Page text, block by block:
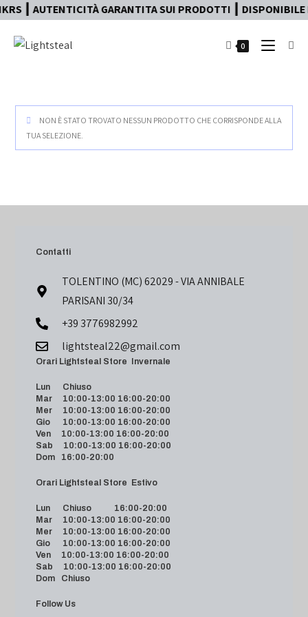
AUTENTICITÀ GARANTITA SUI PRODOTTI ┃
0
NON È STATO TROVATO NESSUN PRODOTTO CHE CORRISPONDE ALLA
TUA SELEZIONE.
Contatti
TOLENTINO (MC) 62029 - VIA ANNIBALE
PARISANI 30/34
+39 3776982992
lightsteal22@gmail.com
Orari Lightsteal Store Invernale
Lun Chiuso
Mar 10:00-13:00 16:00-20:00
Mer 10:00-13:00 16:00-20:00
Gio 10:00-13:00 16:00-20:00
Ven 10:00-13:00 16:00-20:00
Sab 10:00-13:00 16:00-20:00
Dom 16:00-20:00
Orari Lightsteal Store Estivo
Lun Chiuso 16:00-20:00
Mar 10:00-13:00 16:00-20:00
Mer 10:00-13:00 16:00-20:00
Gio 10:00-13:00 16:00-20:00
Ven 10:00-13:00 16:00-20:00
Sab 10:00-13:00 16:00-20:00
Dom Chiuso
Follow Us